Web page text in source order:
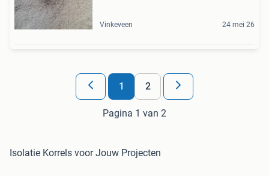
Vinkeveen 24 mei 26
1 2
Pagina 1 van 2
Isolatie Korrels voor Jouw Projecten